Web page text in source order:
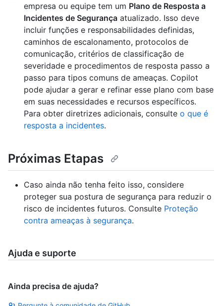
empresa ou equipe tem um Plano de Resposta a
Incidentes de Segurança atualizado. Isso deve
incluir funções e responsabilidades definidas,
caminhos de escalonamento, protocolos de
comunicação, critérios de classificação de
severidade e procedimentos de resposta passo a
passo para tipos comuns de ameaças. Copilot
pode ajudar a gerar e refinar esse plano com base
em suas necessidades e recursos específicos.
Para obter diretrizes adicionais, consulte o que é
resposta a incidentes.
Próximas Etapas
Caso ainda não tenha feito isso, considere
proteger sua postura de segurança para reduzir o
risco de incidentes futuros. Consulte Proteção
contra ameaças à segurança.
Ajuda e suporte
Ainda precisa de ajuda?